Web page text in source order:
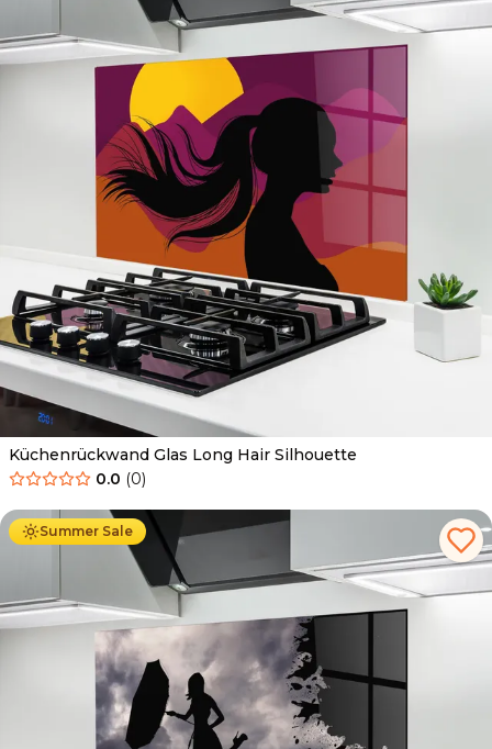
Küchenrückwand Glas Long Hair Silhouette
0.0 (0)
Summer Sale
Ab 69.90 € 34.90